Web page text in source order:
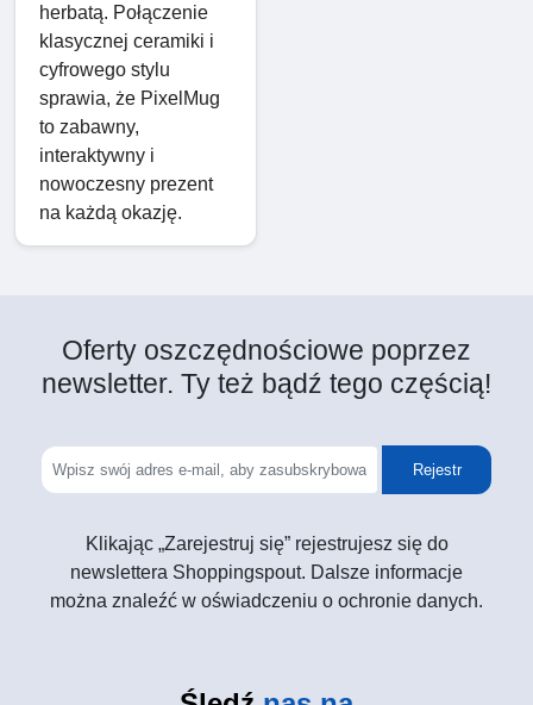
herbatą. Połączenie
klasycznej ceramiki i
cyfrowego stylu
sprawia, że ​​PixelMug
to zabawny,
interaktywny i
nowoczesny prezent
na każdą okazję.
Oferty oszczędnościowe poprzez
newsletter. Ty też bądź tego częścią!
Rejestr
Klikając „Zarejestruj się” rejestrujesz się do
newslettera Shoppingspout. Dalsze informacje
można znaleźć w oświadczeniu o ochronie danych.